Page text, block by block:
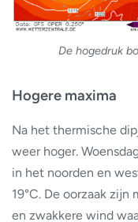
De hogedruk
Hogere maxima
Na het thermische
weer hoger.
in het noorden en
19°C. De oorzaak
en zwakkere wind